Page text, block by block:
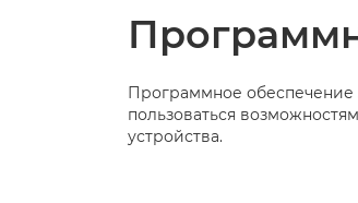
Программное обеспечение
пользоваться
устройства.